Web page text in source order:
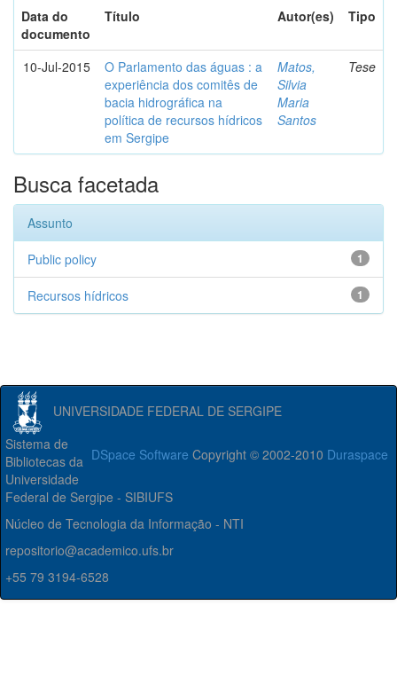
Data do
documento
Título Autor(es) Tipo
10-Jul-2015
O Parlamento das águas : a
experiência dos comitês de
bacia hidrográfica na
política de recursos hídricos
em Sergipe
Matos,
Silvia
Maria
Santos
Tese
Busca facetada
Assunto
1
Public policy
1
Recursos hídricos
UNIVERSIDADE FEDERAL DE SERGIPE
DSpace Software Copyright © 2002-2010 Duraspace
Sistema de
Bibliotecas da
Universidade
Federal de Sergipe - SIBIUFS
Núcleo de Tecnologia da Informação - NTI
repositorio@academico.ufs.br
+55 79 3194-6528